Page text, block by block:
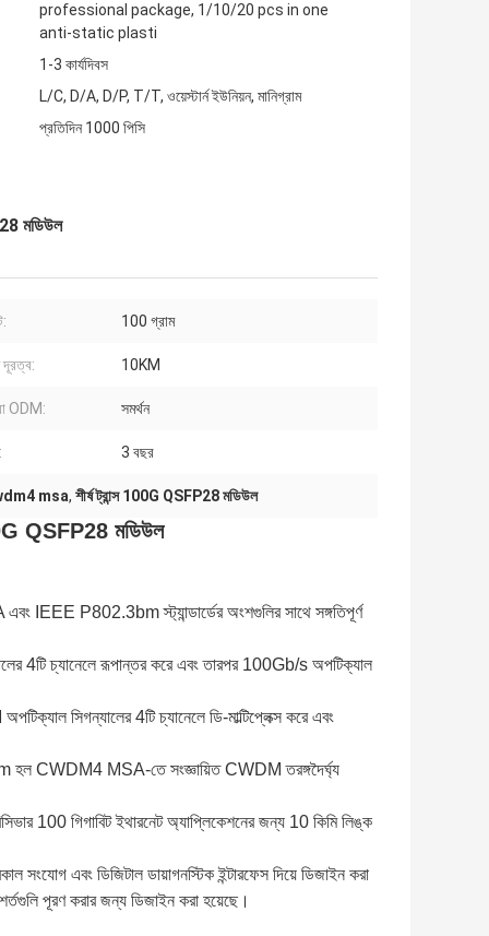
professional package, 1/10/20 pcs in one
anti-static plasti
1-3 কার্যদিবস
L/C, D/A, D/P, T/T, ওয়েস্টার্ন ইউনিয়ন, মানিগ্রাম
প্রতিদিন 1000 পিসি
মডিউল
100 গ্রাম
দূরত্ব: 10KM
ODM: সমর্থন
3 বছর
msa, শীর্ষ ট্রান্স 100G QSFP28 মডিউল
QSFP28 মডিউল
IEEE P802.3bm স্ট্যান্ডার্ডের অংশগুলির সাথে সঙ্গতিপূর্ণ
4টি চ্যানেলে রূপান্তর করে এবং তারপর 100Gb/s অপটিক্যাল
সিগন্যালের 4টি চ্যানেলে ডি-মাল্টিপ্লেক্স করে এবং
হল CWDM4 MSA-তে সংজ্ঞায়িত CWDM তরঙ্গদৈর্ঘ্য
100 গিগাবিট ইথারনেট অ্যাপ্লিকেশনের জন্য 10 কিমি লিঙ্ক
সংযোগ এবং ডিজিটাল ডায়াগনস্টিক ইন্টারফেস দিয়ে ডিজাইন করা
পূরণ করার জন্য ডিজাইন করা হয়েছে।